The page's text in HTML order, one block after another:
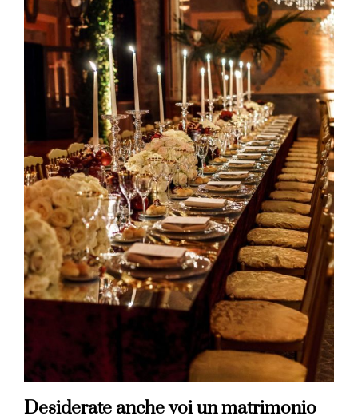
Desiderate anche voi un matrimonio